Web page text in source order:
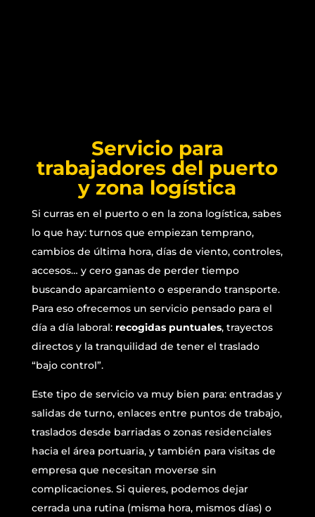
Servicio para
trabajadores del puerto
y zona logística
Si curras en el puerto o en la zona logística, sabes
lo que hay: turnos que empiezan temprano,
cambios de última hora, días de viento, controles,
accesos… y cero ganas de perder tiempo
buscando aparcamiento o esperando transporte.
Para eso ofrecemos un servicio pensado para el
día a día laboral: recogidas puntuales, trayectos
directos y la tranquilidad de tener el traslado
“bajo control”.
Este tipo de servicio va muy bien para: entradas y
salidas de turno, enlaces entre puntos de trabajo,
traslados desde barriadas o zonas residenciales
hacia el área portuaria, y también para visitas de
empresa que necesitan moverse sin
complicaciones. Si quieres, podemos dejar
cerrada una rutina (misma hora, mismos días) o